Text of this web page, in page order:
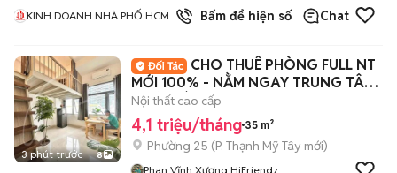
KINH DOANH NHÀ PHỐ HCM 1đã bánBấm để hiện số Chat
3 phút trước 8
CHO THUÊ PHÒNG FULL NT
MỚI 100% - NẰM NGAY TRUNG TÂM
QUẬN BÌNH THẠNH
Nội thất cao cấp
4,1 triệu/tháng 35 m²
Phường 25 (P. Thạnh Mỹ Tây mới)
Phan Vĩnh Xương HiFriendz